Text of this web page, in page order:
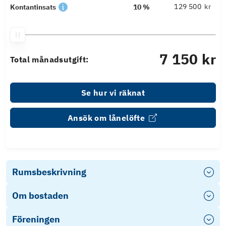
Kontantinsats 10 % kr
Total månadsutgift: 7 150 kr
Se hur vi räknat
Ansök om lånelöfte
Rumsbeskrivning
Om bostaden
Föreningen